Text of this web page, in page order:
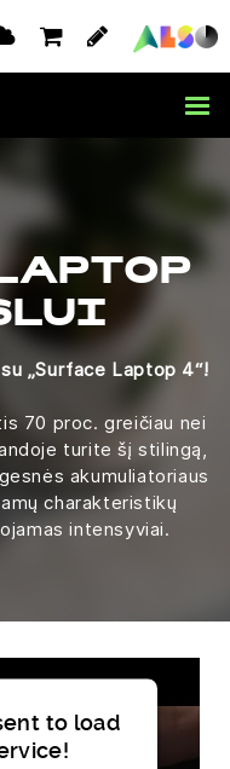
„Surface Laptop 4“!
70 proc. greičiau nei
turite šį stilingą,
akumuliatoriaus
charakteristikų
intensyviai.
to load